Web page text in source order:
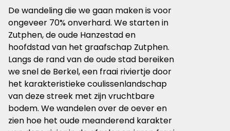
De wandeling die we gaan maken is voor
ongeveer 70% onverhard. We starten in
Zutphen, de oude Hanzestad en
hoofdstad van het graafschap Zutphen.
Langs de rand van de oude stad bereiken
we snel de Berkel, een fraai riviertje door
het karakteristieke coulissenlandschap
van deze streek met zijn vruchtbare
bodem. We wandelen over de oever en
zien hoe het oude meanderend karakter